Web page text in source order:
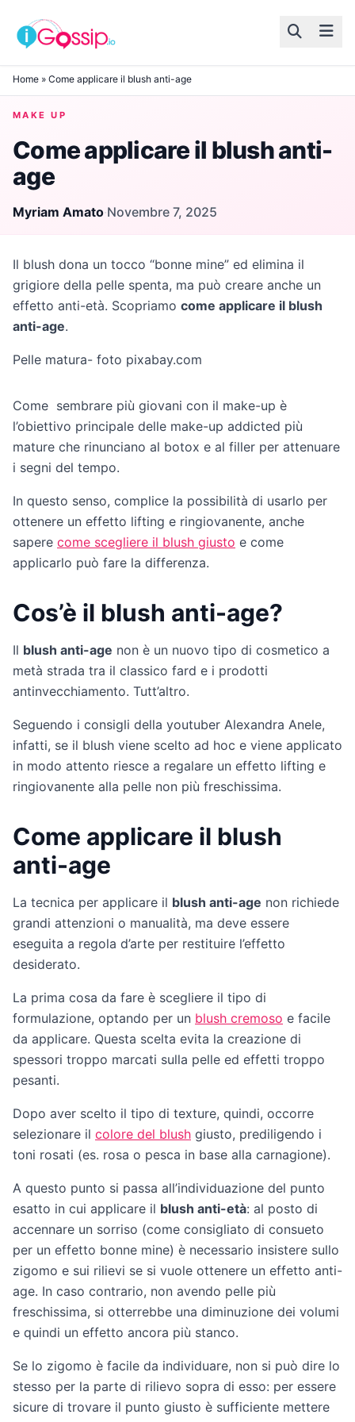
Skip to content
Home » Come applicare il blush anti-age
MAKE UP
Come applicare il blush anti-
age
Myriam Amato·Novembre 7, 2025
Il blush dona un tocco “bonne mine” ed elimina il
grigiore della pelle spenta, ma può creare anche un
effetto anti-età. Scopriamo come applicare il blush
anti-age.
Pelle matura- foto pixabay.com
Come sembrare più giovani con il make-up è
l’obiettivo principale delle make-up addicted più
mature che rinunciano al botox e al filler per attenuare
i segni del tempo.
In questo senso, complice la possibilità di usarlo per
ottenere un effetto lifting e ringiovanente, anche
sapere come scegliere il blush giusto e come
applicarlo può fare la differenza.
Cos’è il blush anti-age?
Il blush anti-age non è un nuovo tipo di cosmetico a
metà strada tra il classico fard e i prodotti
antinvecchiamento. Tutt’altro.
Seguendo i consigli della youtuber Alexandra Anele,
infatti, se il blush viene scelto ad hoc e viene applicato
in modo attento riesce a regalare un effetto lifting e
ringiovanente alla pelle non più freschissima.
Come applicare il blush
anti-age
La tecnica per applicare il blush anti-age non richiede
grandi attenzioni o manualità, ma deve essere
eseguita a regola d’arte per restituire l’effetto
desiderato.
La prima cosa da fare è scegliere il tipo di
formulazione, optando per un blush cremoso e facile
da applicare. Questa scelta evita la creazione di
spessori troppo marcati sulla pelle ed effetti troppo
pesanti.
Dopo aver scelto il tipo di texture, quindi, occorre
selezionare il colore del blush giusto, prediligendo i
toni rosati (es. rosa o pesca in base alla carnagione).
A questo punto si passa all’individuazione del punto
esatto in cui applicare il blush anti-età: al posto di
accennare un sorriso (come consigliato di consueto
per un effetto bonne mine) è necessario insistere sullo
zigomo e sui rilievi se si vuole ottenere un effetto anti-
age. In caso contrario, non avendo pelle più
freschissima, si otterrebbe una diminuzione dei volumi
e quindi un effetto ancora più stanco.
Se lo zigomo è facile da individuare, non si può dire lo
stesso per la parte di rilievo sopra di esso: per essere
sicure di trovare il punto giusto è sufficiente mettere